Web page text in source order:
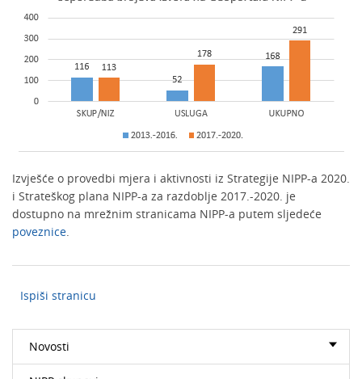
Izvješće o provedbi mjera i aktivnosti iz Strategije NIPP-a 2020.
i Strateškog plana NIPP-a za razdoblje 2017.-2020. je
dostupno na mrežnim stranicama NIPP-a putem sljedeće
poveznice.
Ispiši stranicu
Novosti